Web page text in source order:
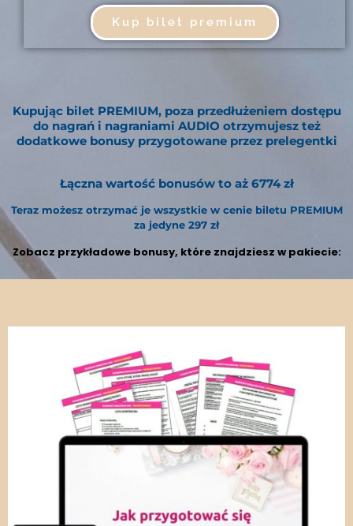
Kup bilet premium
Kupując bilet PREMIUM, poza przedłużeniem dostępu
do nagrań i nagraniami AUDIO otrzymujesz też
dodatkowe bonusy przygotowane przez prelegentki
Łączna wartość bonusów to aż 6774 zł
Teraz możesz otrzymać je wszystkie w cenie biletu PREMIUM
za jedyne 297 zł
Zobacz przykładowe bonusy, które znajdziesz w pakiecie: